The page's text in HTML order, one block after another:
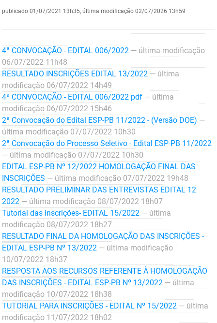
Desenvolvimento e da Articulação Municipal
Empreender
Secretaria de Fazenda
Secretaria de Governo
Infraestrutura e dos Recursos Hídricos
Juventude, Esporte e Lazer
Meio Ambiente e Sustentabilidade
Mulher e da Diversidade Humana
Planejamento, Orçamento e Gestão
Procuradoria Geral do Estado
Representação Institucional
Segurança e Defesa Social
DER
ESPEP
EPC
FAC
Fapesq
Fundação Casa de José Américo
FUNDAC
FUNES
FUNESC
IMEQ
IPHAEP
publicado 01/07/2021 13h35, última modificação 02/07/2026 13h59
4ª CONVOCAÇÃO - EDITAL 006/2022 — última modificação
06/07/2022 11h48
RESULTADO INSCRIÇÕES EDITAL 13/2022 — última
modificação 06/07/2022 14h49
4ª CONVOCAÇÃO - EDITAL 006/2022 pdf — última
modificação 06/07/2022 15h46
2ª Convocação do Edital ESP-PB 11/2022 - (Versão DOE) —
última modificação 07/07/2022 10h30
2ª Convocação do Processo Seletivo - Edital ESP-PB 11/2022
— última modificação 07/07/2022 10h30
EDITAL ESP-PB Nº 12/2022 HOMOLOGAÇÃO FINAL DAS
INSCRIÇÕES — última modificação 07/07/2022 19h48
RESULTADO PRELIMINAR DAS ENTREVISTAS EDITAL 12
2022 — última modificação 08/07/2022 18h07
Tutorial das inscrições- EDITAL 15/2022 — última
modificação 08/07/2022 18h27
RESULTADO FINAL DA HOMOLOGAÇÃO DAS INSCRIÇÕES -
EDITAL ESP-PB Nº 13/2022 — última modificação
10/07/2022 18h37
RESPOSTA AOS RECURSOS REFERENTE À HOMOLOGAÇÃO
DAS INSCRIÇÕES - EDITAL ESP-PB Nº 13/2022 — última
modificação 10/07/2022 18h38
TUTORIAL PARA INSCRIÇÕES - EDITAL Nº 15/2022 — última
modificação 11/07/2022 18h02